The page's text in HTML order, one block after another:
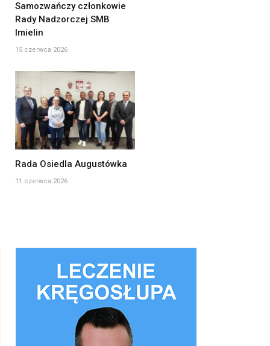
Samozwańczy członkowie
Rady Nadzorczej SMB
Imielin
15 czerwca 2026
Rada Osiedla Augustówka
11 czerwca 2026